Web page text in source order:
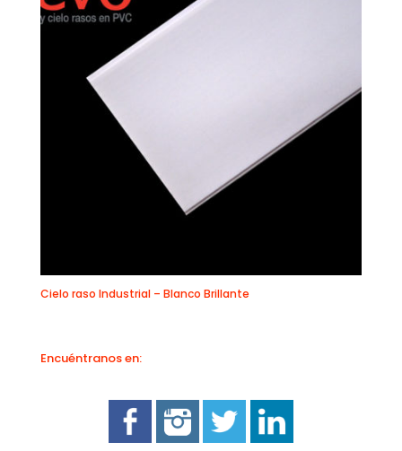
Cielo raso Industrial – Blanco Brillante
Encuéntranos en: